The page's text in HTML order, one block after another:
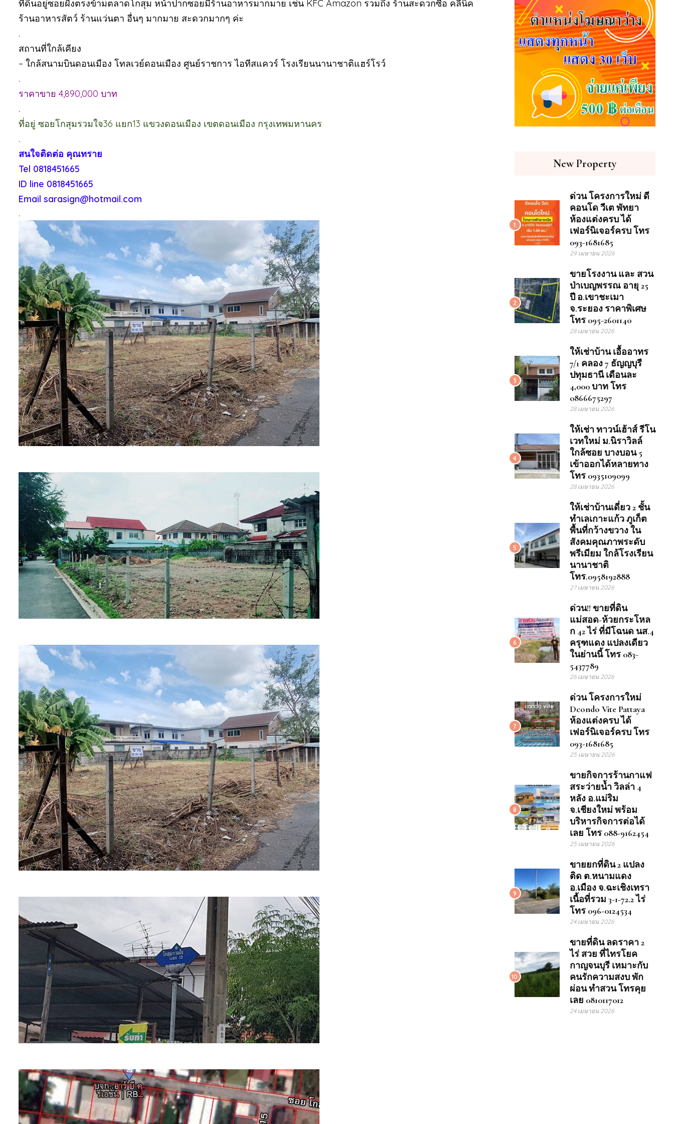
ที่ดินอยู่ซอยฝั่งตรงข้ามตลาดโกสุม หน้าปากซอยมีร้านอาหารมากมาย เช่น KFC Amazon รวมถึง ร้านสะดวกซื้อ คลีนิค
ร้านอาหารสัตว์ ร้านแว่นตา อื่นๆ มากมาย สะดวกมากๆ ค่ะ
.
สถานที่ใกล้เคียง
– ใกล้สนามบินดอนเมือง โทลเวย์ดอนเมือง ศูนย์ราชการ ไอทีสแควร์ โรงเรียนนานาชาติแฮร์โรว์
.
ราคาขาย 4,890,000 บาท
.
ที่อยู่ ซอยโกสุมรวมใจ36 แยก13 แขวงดอนเมือง เขตดอนเมือง กรุงเทพมหานคร
.
สนใจติดต่อ คุณทราย
Tel 0818451665
ID line 0818451665
Email sarasign@hotmail.com
.
New Property
1
ด่วน โครงการใหม่ ดี
คอนโด วีเต พัทยา
ห้องแต่งครบ ได้
เฟอร์นิเจอร์ครบ โทร
093-1681685
29 เมษายน 2026
2
ขายโรงงาน และ สวน
ป่าเบญพรรณ อายุ 25
ปี อ.เขาชะเมา
จ.ระยอง ราคาพิเศษ
โทร 095-2601140
28 เมษายน 2026
3
ให้เช่าบ้าน เอื้ออาทร
7/1 คลอง 7 ธัญญบุรี
ปทุมธานี เดือนละ
4,000 บาท โทร
0866675297
28 เมษายน 2026
4
ให้เช่า ทาวน์เฮ้าส์ รีโน
เวทใหม่ ม.นิราวิลล์
ใกล้ซอย บางบอน 5
เข้าออกได้หลายทาง
โทร 0935109099
28 เมษายน 2026
5
ให้เช่าบ้านเดี่ยว 2 ชั้น
ทำเลเกาะแก้ว ภูเก็ต
พื้นที่กว้างขวาง ใน
สังคมคุณภาพระดับ
พรีเมียม ใกล้โรงเรียน
นานาชาติ
โทร.0958192888
27 เมษายน 2026
6
ด่วน!! ขายที่ดิน
แม่สอด-ห้วยกระโหล
ก 42 ไร่ ที่มีโฉนด นส.4
ครุฑแดง แปลงเดียว
ในย่านนี้ โทร 083-
5437789
26 เมษายน 2026
7
ด่วน โครงการใหม่
Dcondo Vite Pattaya
ห้องแต่งครบ ได้
เฟอร์นิเจอร์ครบ โทร
093-1681685
25 เมษายน 2026
8
ขายกิจการร้านกาแฟ
สระว่ายน้ำ วิลล่า 4
หลัง อ.แม่ริม
จ.เชียงใหม่ พร้อม
บริหารกิจการต่อได้
เลย โทร 088-9162454
25 เมษายน 2026
9
ขายยกที่ดิน 2 แปลง
ติด ต.หนามแดง
อ.เมือง จ.ฉะเชิงเทรา
เนื้อที่รวม 3-1-72.2 ไร่
โทร 096-0124534
24 เมษายน 2026
10
ขายที่ดิน ลดราคา 2
ไร่ สวย ที่ไทรโยค
กาญจนบุรี เหมาะกับ
คนรักความสงบ พัก
ผ่อน ทำสวน โทรคุย
เลย 0810117012
24 เมษายน 2026